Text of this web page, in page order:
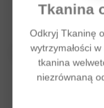
Tkanina
Odkryj Tkaninę
wytrzymałości
tkanina
niezrównaną